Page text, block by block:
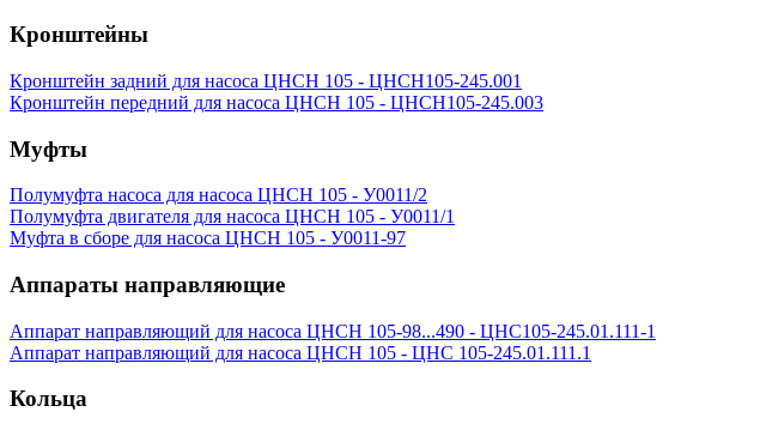
Кронштейны
Кронштейн задний для насоса ЦНСН 105 - ЦНСН105-245.001
Кронштейн передний для насоса ЦНСН 105 - ЦНСН105-245.003
Муфты
Полумуфта насоса для насоса ЦНСН 105 - У0011/2
Полумуфта двигателя для насоса ЦНСН 105 - У0011/1
Муфта в сборе для насоса ЦНСН 105 - У0011-97
Аппараты направляющие
Аппарат направляющий для насоса ЦНСН 105-98...490 - ЦНС105-245.01.111-1
Аппарат направляющий для насоса ЦНСН 105 - ЦНС 105-245.01.111.1
Кольца